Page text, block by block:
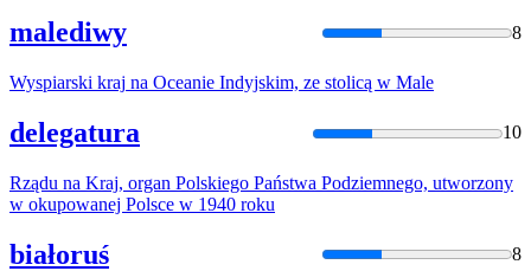
malediwy 8
Wyspiarski kraj na Oceanie Indyjskim, ze stolicą w Male
delegatura 10
Rządu na Kraj, organ Polskiego Państwa Podziemnego, utworzony
w okupowanej Polsce w 1940 roku
białoruś 8